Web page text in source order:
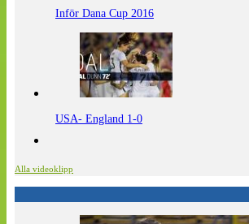
Inför Dana Cup 2016
USA- England 1-0
Alla videoklipp